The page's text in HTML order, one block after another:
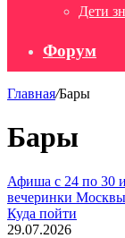
Дети
Форум
Главная/Бары
Бары
Афиша с 24 по 30
вечеринки Москвы
Куда пойти
29.07.2026